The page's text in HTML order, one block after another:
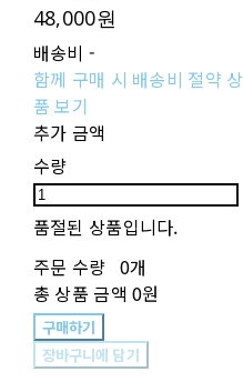
48,000원
배송비 -
함께 구매 시 배송비 절약 상
품 보기
추가 금액
수량
품절된 상품입니다.
주문 수량 0개
총 상품 금액 0원
구매하기
장바구니에 담기